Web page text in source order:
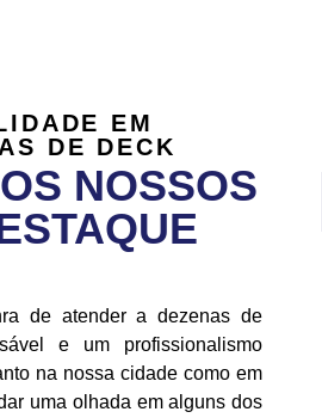
EM
DE DECK
NOSSOS
de atender a dezenas de
e um profissionalismo
na nossa cidade como em
uma olhada em alguns dos